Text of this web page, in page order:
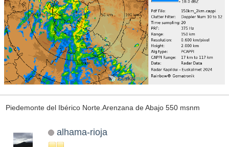
Piedemonte del Ibérico Norte.Arenzana de Abajo 550 msnm
alhama-rioja